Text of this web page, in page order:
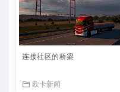
连接社区的桥梁
欧卡新闻